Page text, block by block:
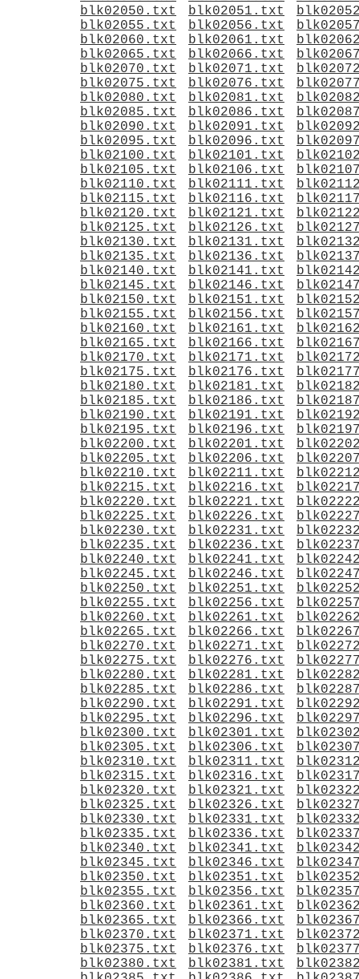
blk02050.txt
blk02051.txt
blk02055.txt
blk02056.txt
blk02060.txt
blk02061.txt
blk02065.txt
blk02066.txt
blk02070.txt
blk02071.txt
blk02075.txt
blk02076.txt
blk02080.txt
blk02081.txt
blk02085.txt
blk02086.txt
blk02090.txt
blk02091.txt
blk02095.txt
blk02096.txt
blk02100.txt
blk02101.txt
blk02105.txt
blk02106.txt
blk02110.txt
blk02111.txt
blk02115.txt
blk02116.txt
blk02120.txt
blk02121.txt
blk02125.txt
blk02126.txt
blk02130.txt
blk02131.txt
blk02135.txt
blk02136.txt
blk02140.txt
blk02141.txt
blk02145.txt
blk02146.txt
blk02150.txt
blk02151.txt
blk02155.txt
blk02156.txt
blk02160.txt
blk02161.txt
blk02165.txt
blk02166.txt
blk02170.txt
blk02171.txt
blk02175.txt
blk02176.txt
blk02180.txt
blk02181.txt
blk02185.txt
blk02186.txt
blk02190.txt
blk02191.txt
blk02195.txt
blk02196.txt
blk02200.txt
blk02201.txt
blk02205.txt
blk02206.txt
blk02210.txt
blk02211.txt
blk02215.txt
blk02216.txt
blk02220.txt
blk02221.txt
blk02225.txt
blk02226.txt
blk02230.txt
blk02231.txt
blk02235.txt
blk02236.txt
blk02240.txt
blk02241.txt
blk02245.txt
blk02246.txt
blk02250.txt
blk02251.txt
blk02255.txt
blk02256.txt
blk02260.txt
blk02261.txt
blk02265.txt
blk02266.txt
blk02270.txt
blk02271.txt
blk02275.txt
blk02276.txt
blk02280.txt
blk02281.txt
blk02285.txt
blk02286.txt
blk02290.txt
blk02291.txt
blk02295.txt
blk02296.txt
blk02300.txt
blk02301.txt
blk02305.txt
blk02306.txt
blk02310.txt
blk02311.txt
blk02315.txt
blk02316.txt
blk02320.txt
blk02321.txt
blk02325.txt
blk02326.txt
blk02330.txt
blk02331.txt
blk02335.txt
blk02336.txt
blk02340.txt
blk02341.txt
blk02345.txt
blk02346.txt
blk02350.txt
blk02351.txt
blk02355.txt
blk02356.txt
blk02360.txt
blk02361.txt
blk02365.txt
blk02366.txt
blk02370.txt
blk02371.txt
blk02375.txt
blk02376.txt
blk02380.txt
blk02381.txt